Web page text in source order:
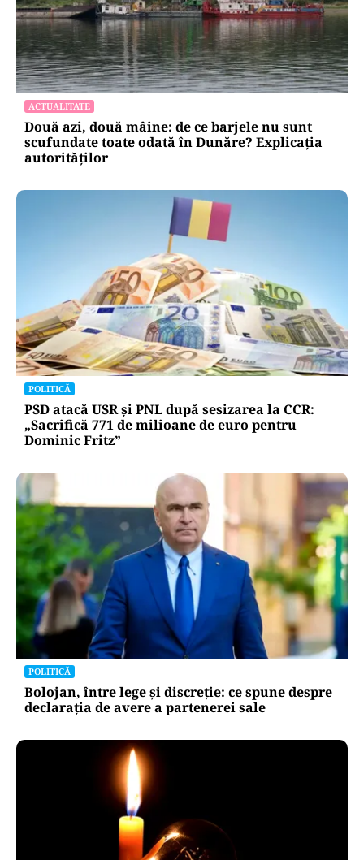
ACTUALITATE
Două azi, două mâine: de ce barjele nu sunt
scufundate toate odată în Dunăre? Explicația
autorităților
POLITICĂ
PSD atacă USR și PNL după sesizarea la CCR:
„Sacrifică 771 de milioane de euro pentru
Dominic Fritz”
POLITICĂ
Bolojan, între lege și discreție: ce spune despre
declarația de avere a partenerei sale